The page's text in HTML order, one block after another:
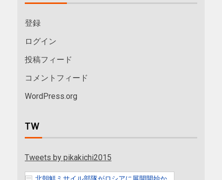
登録
ログイン
投稿フィード
コメントフィード
WordPress.org
TW
Tweets by pikakichi2015